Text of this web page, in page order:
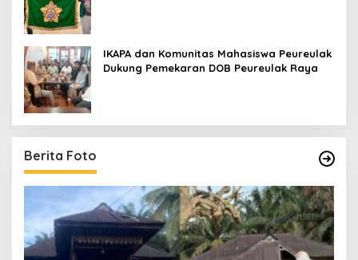
IKAPA dan Komunitas Mahasiswa Peureulak
Dukung Pemekaran DOB Peureulak Raya
Berita Foto